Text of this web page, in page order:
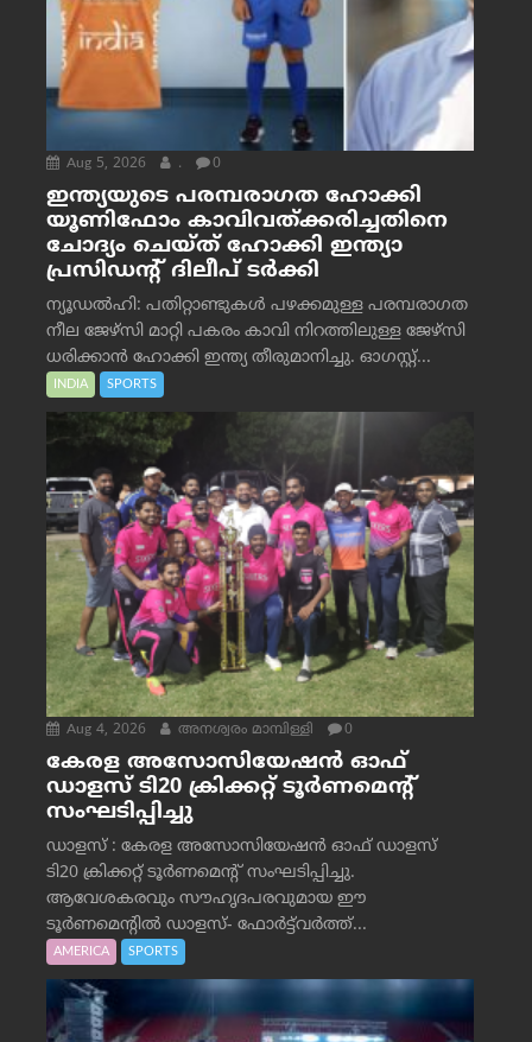
Aug 5, 2026 . 0
ഇന്ത്യയുടെ പരമ്പരാഗത ഹോക്കി
യൂണിഫോം കാവിവത്ക്കരിച്ചതിനെ
ചോദ്യം ചെയ്ത് ഹോക്കി ഇന്ത്യാ
പ്രസിഡന്റ് ദിലീപ് ടര്‍ക്കി
ന്യൂഡൽഹി: പതിറ്റാണ്ടുകൾ പഴക്കമുള്ള പരമ്പരാഗത
നീല ജേഴ്‌സി മാറ്റി പകരം കാവി നിറത്തിലുള്ള ജേഴ്‌സി
ധരിക്കാൻ ഹോക്കി ഇന്ത്യ തീരുമാനിച്ചു. ഓഗസ്റ്റ്...
INDIA SPORTS
Aug 4, 2026 അനശ്വരം മാമ്പിള്ളി 0
കേരള അസോസിയേഷൻ ഓഫ്
ഡാളസ് ടി20 ക്രിക്കറ്റ് ടൂർണമെന്റ്
സംഘടിപ്പിച്ചു
ഡാളസ് : കേരള അസോസിയേഷൻ ഓഫ് ഡാളസ്
ടി20 ക്രിക്കറ്റ് ടൂർണമെന്റ് സംഘടിപ്പിച്ചു.
ആവേശകരവും സൗഹൃദപരവുമായ ഈ
ടൂർണമെന്റിൽ ഡാളസ്- ഫോർട്ട്‌വര്‍ത്ത്...
AMERICA SPORTS